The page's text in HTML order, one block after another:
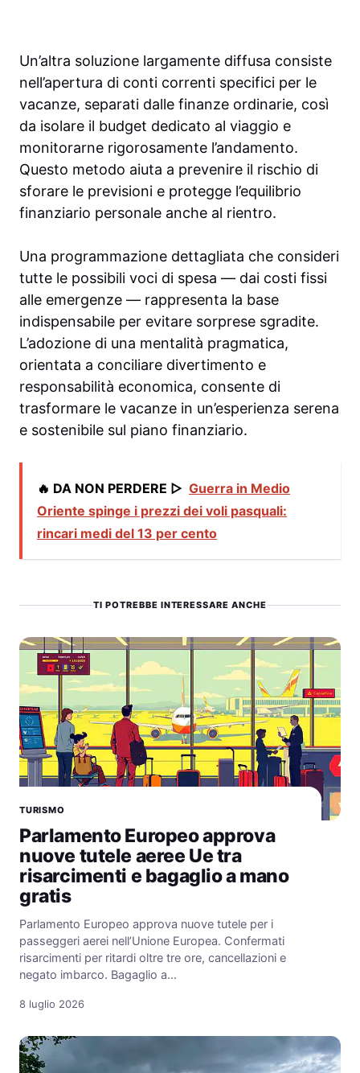
Un’altra soluzione largamente diffusa consiste
nell’apertura di conti correnti specifici per le
vacanze, separati dalle finanze ordinarie, così
da isolare il budget dedicato al viaggio e
monitorarne rigorosamente l’andamento.
Questo metodo aiuta a prevenire il rischio di
sforare le previsioni e protegge l’equilibrio
finanziario personale anche al rientro.
Una programmazione dettagliata che consideri
tutte le possibili voci di spesa — dai costi fissi
alle emergenze — rappresenta la base
indispensabile per evitare sorprese sgradite.
L’adozione di una mentalità pragmatica,
orientata a conciliare divertimento e
responsabilità economica, consente di
trasformare le vacanze in un’esperienza serena
e sostenibile sul piano finanziario.
🔥 DA NON PERDERE ▷ Guerra in Medio
Oriente spinge i prezzi dei voli pasquali:
rincari medi del 13 per cento
TI POTREBBE INTERESSARE ANCHE
TURISMO
Parlamento Europeo approva
nuove tutele aeree Ue tra
risarcimenti e bagaglio a mano
gratis
Parlamento Europeo approva nuove tutele per i
passeggeri aerei nell’Unione Europea. Confermati
risarcimenti per ritardi oltre tre ore, cancellazioni e
negato imbarco. Bagaglio a…
8 luglio 2026